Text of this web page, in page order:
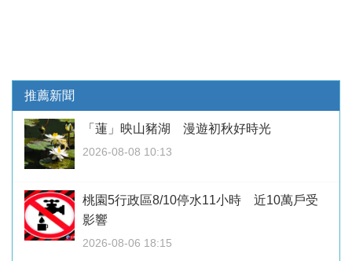
推薦新聞
「蓮」映山豬湖 漫遊初秋好時光
2026-08-08 10:13
桃園5行政區8/10停水11小時 近10萬戶受
影響
2026-08-06 18:15